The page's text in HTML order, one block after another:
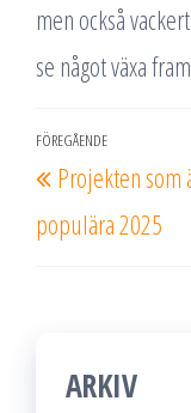
men också
se något växa
Föregående
inlägg
FÖREGÅENDE
Projekten som
populära 2025
ARKIV